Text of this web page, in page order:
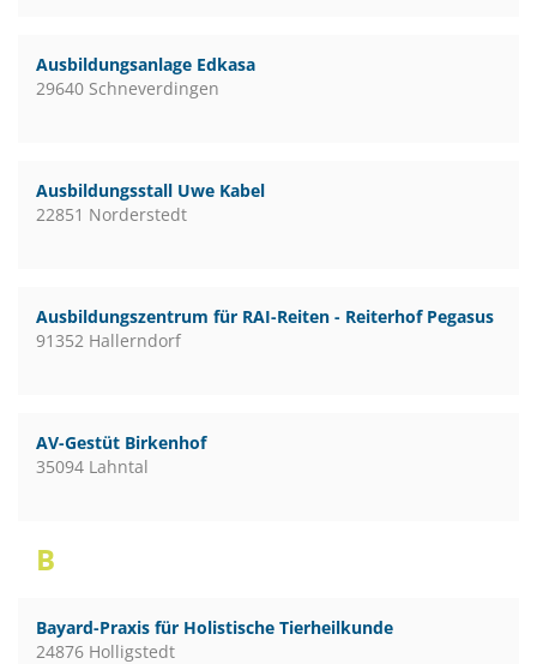
Ausbildungsanlage Edkasa
29640 Schneverdingen
Ausbildungsstall Uwe Kabel
22851 Norderstedt
Ausbildungszentrum für RAI-Reiten - Reiterhof Pegasus
91352 Hallerndorf
AV-Gestüt Birkenhof
35094 Lahntal
B
Bayard-Praxis für Holistische Tierheilkunde
24876 Holligstedt